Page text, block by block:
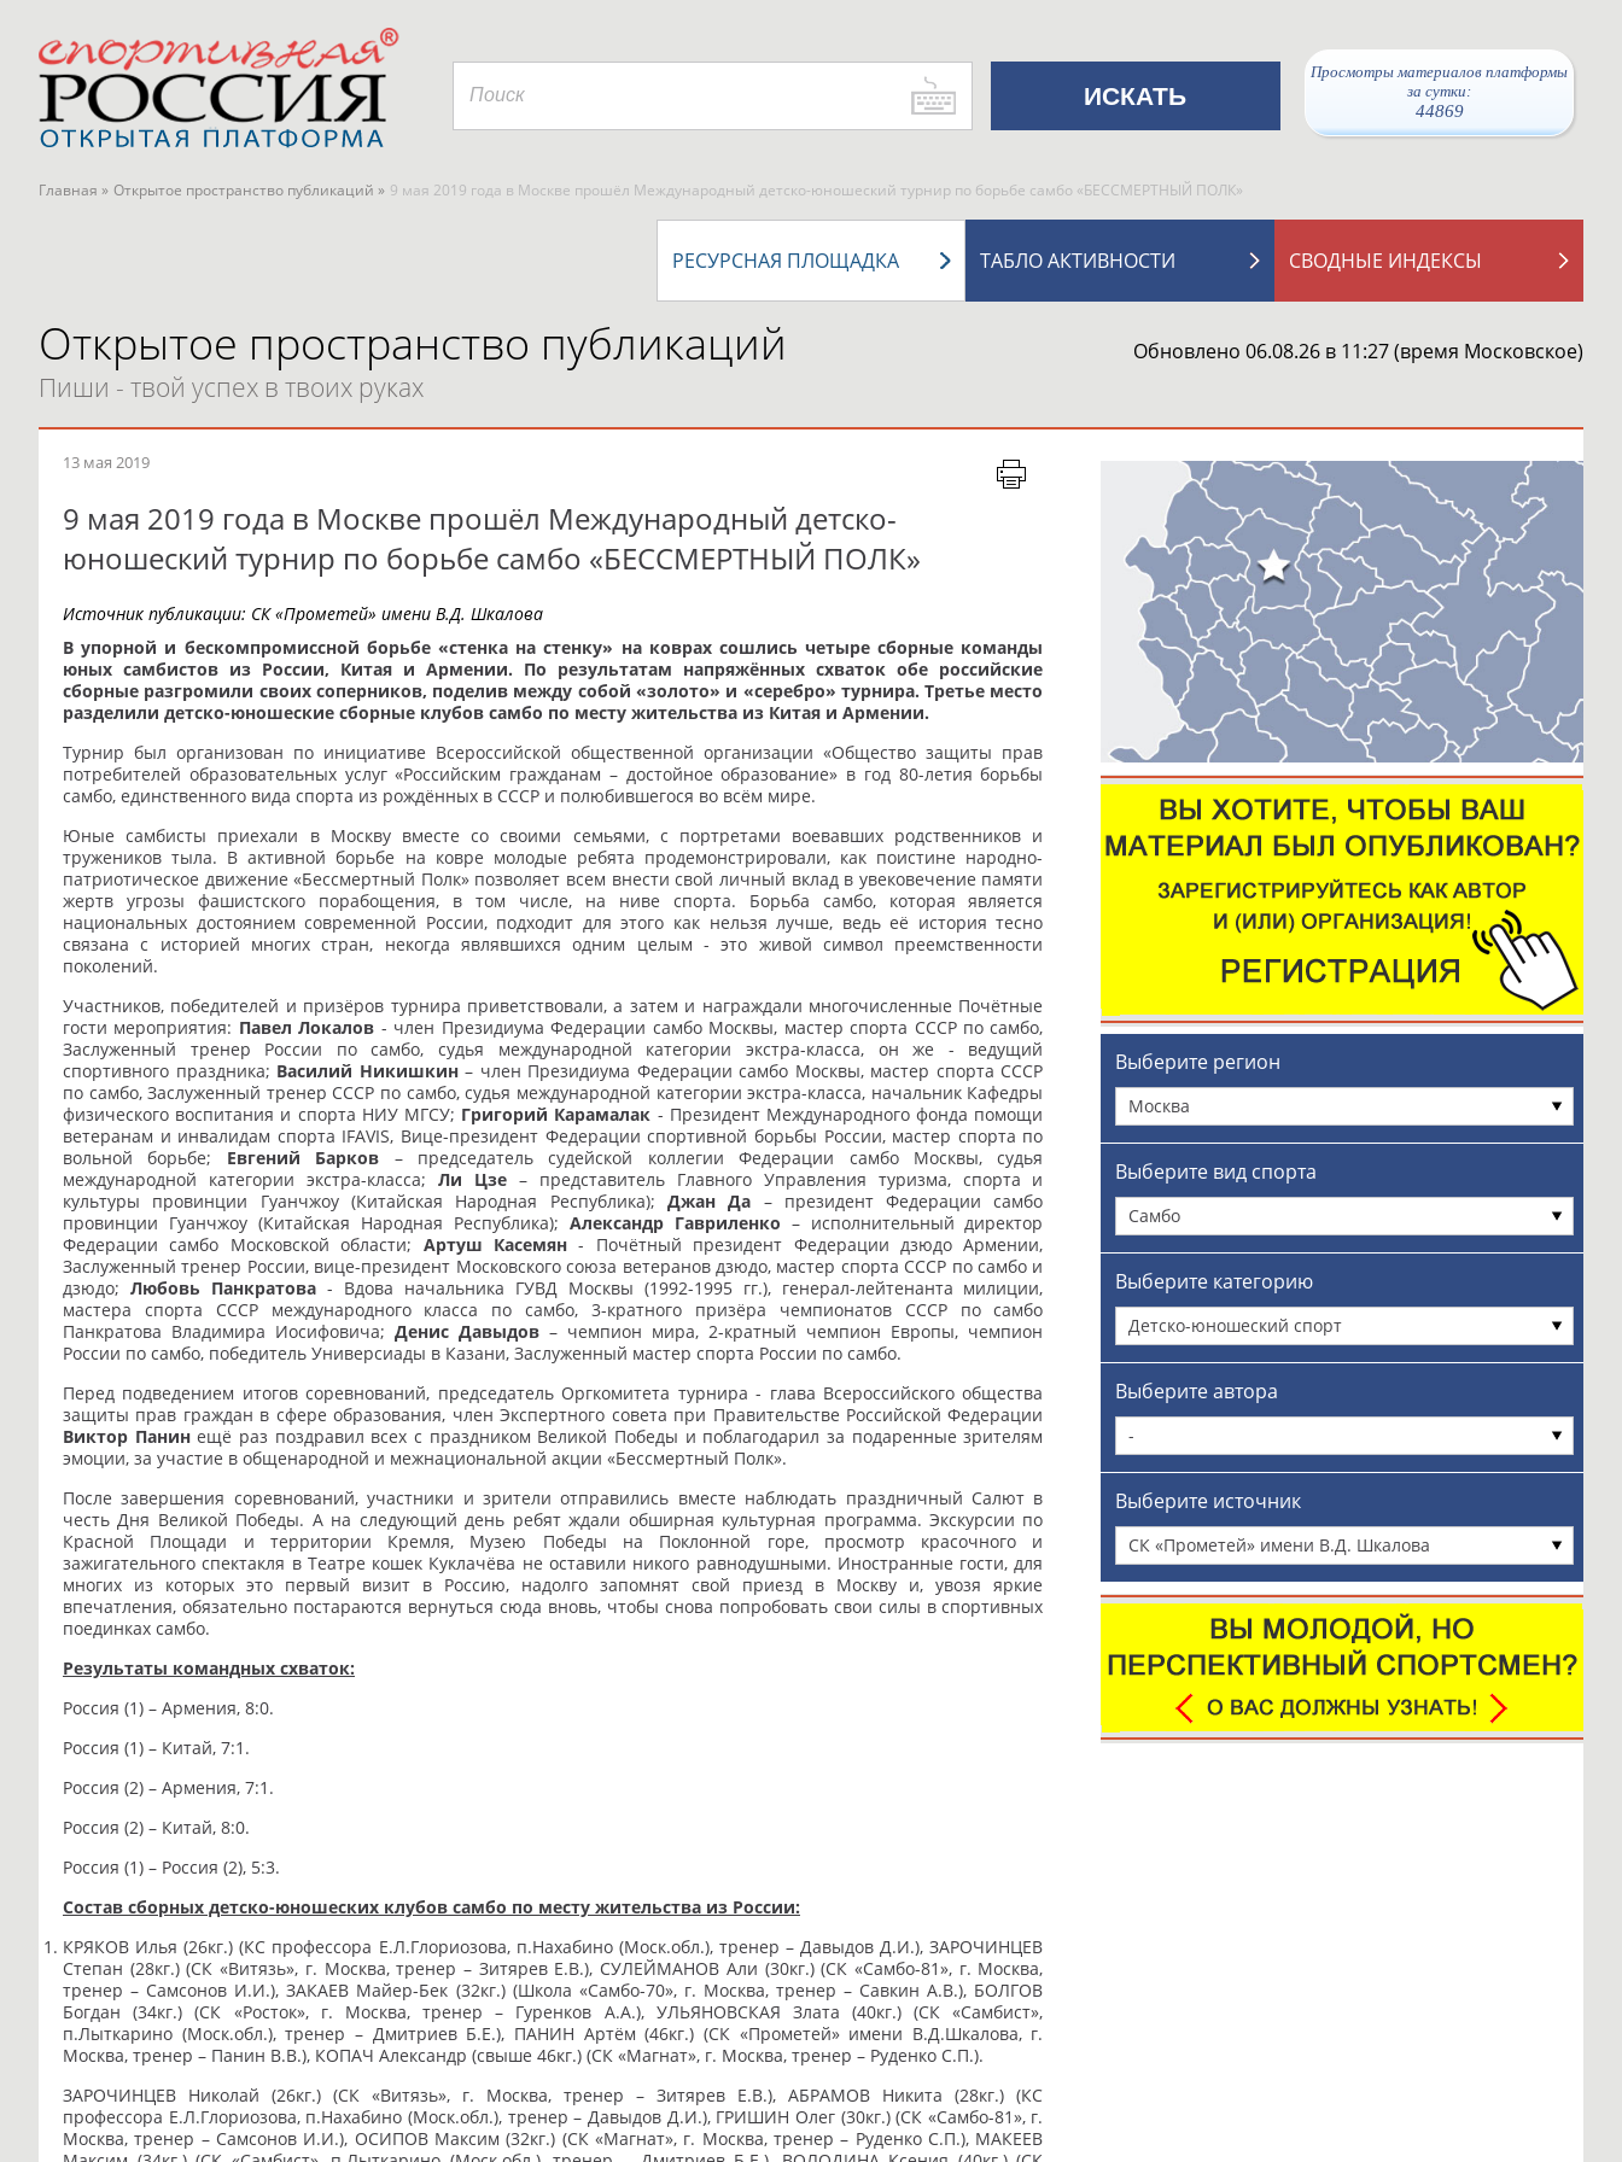
Просмотры материалов платформы
за сутки:
44869
Главная » Открытое пространство публикаций » 9 мая 2019 года в Москве прошёл Международный детско-юношеский турнир по борьбе самбо «БЕССМЕРТНЫЙ ПОЛК»
СВОДНЫЕ ИНДЕКСЫ
ТАБЛО АКТИВНОСТИ
РЕСУРСНАЯ ПЛОЩАДКА
Открытое пространство публикаций
Пиши - твой успех в твоих руках
Обновлено 06.08.26 в 11:27 (время Московское)
13 мая 2019
9 мая 2019 года в Москве прошёл Международный детско-
юношеский турнир по борьбе самбо «БЕССМЕРТНЫЙ ПОЛК»
Источник публикации: СК «Прометей» имени В.Д. Шкалова
В упорной и бескомпромиссной борьбе «стенка на стенку» на коврах сошлись четыре сборные команды
юных самбистов из России, Китая и Армении. По результатам напряжённых схваток обе российские
сборные разгромили своих соперников, поделив между собой «золото» и «серебро» турнира. Третье место
разделили детско-юношеские сборные клубов самбо по месту жительства из Китая и Армении.
Турнир был организован по инициативе Всероссийской общественной организации «Общество защиты прав
потребителей образовательных услуг «Российским гражданам – достойное образование» в год 80-летия борьбы
самбо, единственного вида спорта из рождённых в СССР и полюбившегося во всём мире.
Юные самбисты приехали в Москву вместе со своими семьями, с портретами воевавших родственников и
тружеников тыла. В активной борьбе на ковре молодые ребята продемонстрировали, как поистине народно-
патриотическое движение «Бессмертный Полк» позволяет всем внести свой личный вклад в увековечение памяти
жертв угрозы фашистского порабощения, в том числе, на ниве спорта. Борьба самбо, которая является
национальных достоянием современной России, подходит для этого как нельзя лучше, ведь её история тесно
связана с историей многих стран, некогда являвшихся одним целым - это живой символ преемственности
поколений.
Участников, победителей и призёров турнира приветствовали, а затем и награждали многочисленные Почётные
гости мероприятия: Павел Локалов - член Президиума Федерации самбо Москвы, мастер спорта СССР по самбо,
Заслуженный тренер России по самбо, судья международной категории экстра-класса, он же - ведущий
спортивного праздника; Василий Никишкин– член Президиума Федерации самбо Москвы, мастер спорта СССР
по самбо, Заслуженный тренер СССР по самбо, судья международной категории экстра-класса, начальник Кафедры
физического воспитания и спорта НИУ МГСУ; Григорий Карамалак - Президент Международного фонда помощи
ветеранам и инвалидам спорта IFAVIS, Вице-президент Федерации спортивной борьбы России, мастер спорта по
вольной борьбе; Евгений Барков – председатель судейской коллегии Федерации самбо Москвы, судья
международной категории экстра-класса; Ли Цзе– представитель Главного Управления туризма, спорта и
культуры провинции Гуанчжоу (Китайская Народная Республика); Джан Да – президент Федерации самбо
провинции Гуанчжоу (Китайская Народная Республика); Александр Гавриленко – исполнительный директор
Федерации самбо Московской области; Артуш Касемян - Почётный президент Федерации дзюдо Армении,
Заслуженный тренер России, вице-президент Московского союза ветеранов дзюдо, мастер спорта СССР по самбо и
дзюдо; Любовь Панкратова- Вдова начальника ГУВД Москвы (1992-1995 гг.), генерал-лейтенанта милиции,
мастера спорта СССР международного класса по самбо, 3-кратного призёра чемпионатов СССР по самбо
Панкратова Владимира Иосифовича;Денис Давыдов – чемпион мира, 2-кратный чемпион Европы, чемпион
России по самбо, победитель Универсиады в Казани, Заслуженный мастер спорта России по самбо.
Перед подведением итогов соревнований, председатель Оргкомитета турнира - глава Всероссийского общества
защиты прав граждан в сфере образования, член Экспертного совета при Правительстве Российской Федерации
Виктор Панинещё раз поздравил всех с праздником Великой Победы и поблагодарил за подаренные зрителям
эмоции, за участие в общенародной и межнациональной акции «Бессмертный Полк».
После завершения соревнований, участники и зрители отправились вместе наблюдать праздничный Салют в
честь Дня Великой Победы. А на следующий день ребят ждали обширная культурная программа. Экскурсии по
Красной Площади и территории Кремля, Музею Победы на Поклонной горе, просмотр красочного и
зажигательного спектакля в Театре кошек Куклачёва не оставили никого равнодушными. Иностранные гости, для
многих из которых это первый визит в Россию, надолго запомнят свой приезд в Москву и, увозя яркие
впечатления, обязательно постараются вернуться сюда вновь, чтобы снова попробовать свои силы в спортивных
поединках самбо.
Результаты командных схваток:
Россия (1) – Армения, 8:0.
Россия (1) – Китай, 7:1.
Россия (2) – Армения, 7:1.
Россия (2) – Китай, 8:0.
Россия (1) – Россия (2), 5:3.
Состав сборных детско-юношеских клубов самбо по месту жительства из России:
КРЯКОВ Илья (26кг.) (КС профессора Е.Л.Глориозова, п.Нахабино (Моск.обл.), тренер – Давыдов Д.И.), ЗАРОЧИНЦЕВ
Степан (28кг.) (СК «Витязь», г. Москва, тренер – Зитярев Е.В.), СУЛЕЙМАНОВ Али (30кг.) (СК «Самбо-81», г. Москва,
тренер – Самсонов И.И.), ЗАКАЕВ Майер-Бек (32кг.) (Школа «Самбо-70», г. Москва, тренер – Савкин А.В.), БОЛГОВ
Богдан (34кг.) (СК «Росток», г. Москва, тренер – Гуренков А.А.), УЛЬЯНОВСКАЯ Злата (40кг.) (СК «Самбист»,
п.Лыткарино (Моск.обл.), тренер – Дмитриев Б.Е.), ПАНИН Артём (46кг.) (СК «Прометей» имени В.Д.Шкалова, г.
Москва, тренер – Панин В.В.), КОПАЧ Александр (свыше 46кг.) (СК «Магнат», г. Москва, тренер – Руденко С.П.).
ЗАРОЧИНЦЕВ Николай (26кг.) (СК «Витязь», г. Москва, тренер – Зитярев Е.В.), АБРАМОВ Никита (28кг.) (КС
профессора Е.Л.Глориозова, п.Нахабино (Моск.обл.), тренер – Давыдов Д.И.), ГРИШИН Олег (30кг.) (СК «Самбо-81», г.
Москва, тренер – Самсонов И.И.), ОСИПОВ Максим (32кг.) (СК «Магнат», г. Москва, тренер – Руденко С.П.), МАКЕЕВ
Выберите регион
Москва
Выберите вид спорта
Самбо
Выберите категорию
Детско-юношеский спорт
Выберите автора
-
Выберите источник
СК «Прометей» имени В.Д. Шкалова